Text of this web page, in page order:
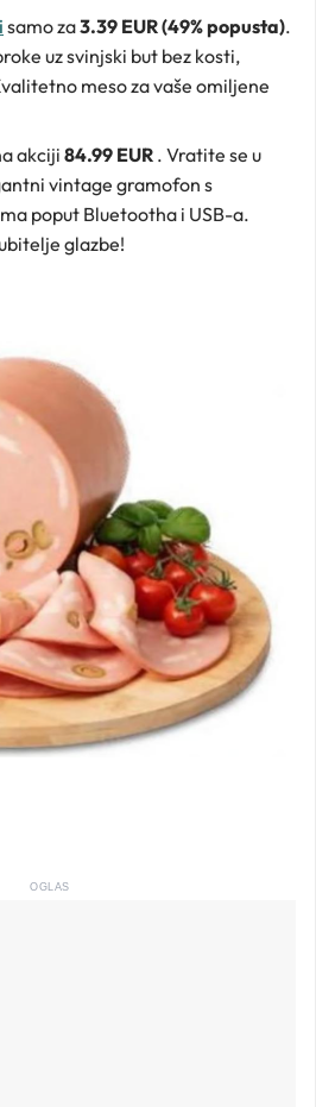
samo za3.39 EUR (49% popusta).
uz svinjski but bez kosti,
meso za vaše omiljene
akciji 84.99 EUR . Vratite se u
vintage gramofon s
poput Bluetootha i USB-a.
glazbe!
OGLAS